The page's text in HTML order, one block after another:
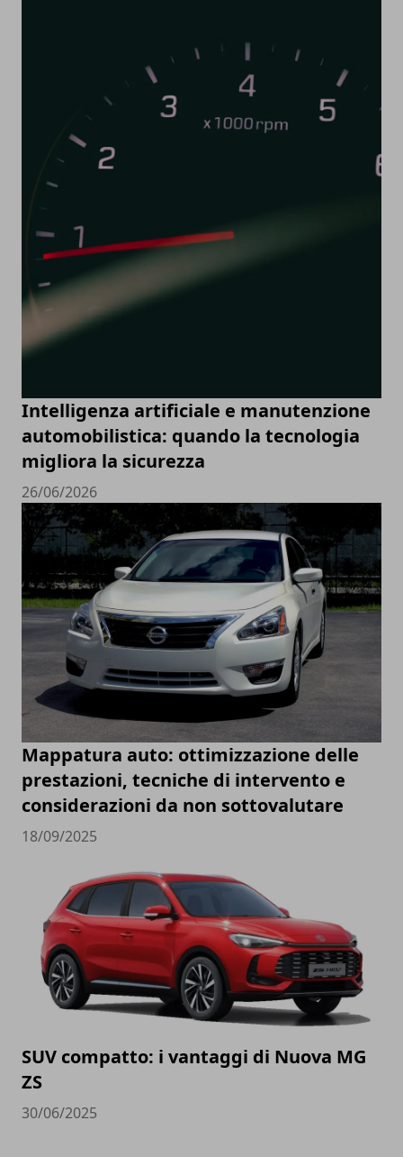
Intelligenza artificiale e manutenzione
automobilistica: quando la tecnologia
migliora la sicurezza
26/06/2026
Mappatura auto: ottimizzazione delle
prestazioni, tecniche di intervento e
considerazioni da non sottovalutare
18/09/2025
SUV compatto: i vantaggi di Nuova MG
ZS
30/06/2025